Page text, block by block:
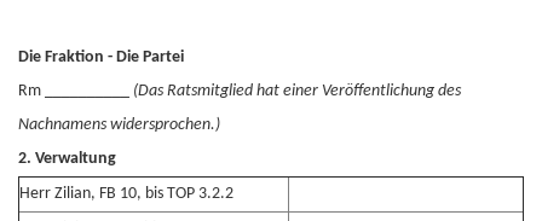
Die Fraktion - Die Partei
Rm __________ (Das Ratsmitglied hat einer Veröffentlichung des
Nachnamens widersprochen.)
2. Verwaltung
Herr Zilian, FB 10, bis TOP 3.2.2